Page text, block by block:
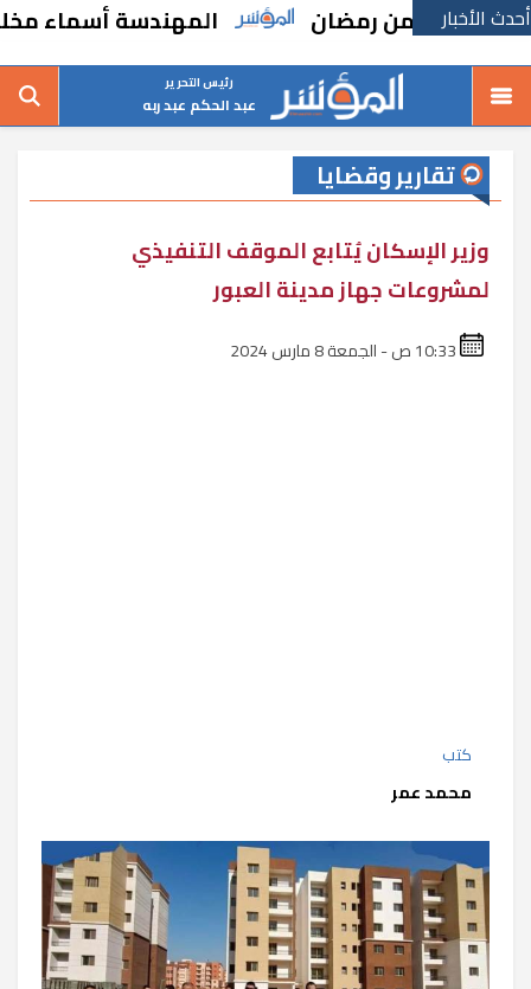
أحدث الأخبار
رمضان المهندسة أسماء مخلوف: طرح
رئيس التحرير
عبد الحكم عبد ربه
تقارير وقضايا
وزير الإسكان يُتابع الموقف التنفيذي
لمشروعات جهاز مدينة العبور
كتب
محمد عمر